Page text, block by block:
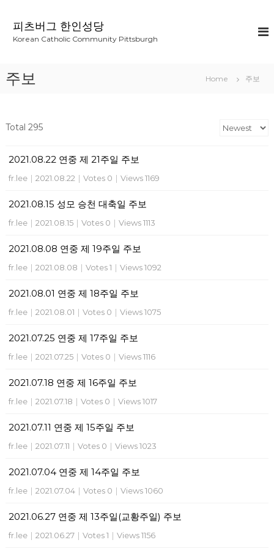
피츠버그 한인성당
Korean Catholic Community Pittsburgh
주보 Home 주보
Total 295
2021.08.22 연중 제 21주일 주보
fr.lee | 2021.08.22 | Votes 0 | Views 1169
2021.08.15 성모 승천 대축일 주보
fr.lee | 2021.08.15 | Votes 0 | Views 1113
2021.08.08 연중 제 19주일 주보
fr.lee | 2021.08.08 | Votes 1 | Views 1092
2021.08.01 연중 제 18주일 주보
fr.lee | 2021.08.01 | Votes 0 | Views 1075
2021.07.25 연중 제 17주일 주보
fr.lee | 2021.07.25 | Votes 0 | Views 1116
2021.07.18 연중 제 16주일 주보
fr.lee | 2021.07.18 | Votes 0 | Views 1017
2021.07.11 연중 제 15주일 주보
fr.lee | 2021.07.11 | Votes 0 | Views 1023
2021.07.04 연중 제 14주일 주보
fr.lee | 2021.07.04 | Votes 0 | Views 1060
2021.06.27 연중 제 13주일(교황주일) 주보
fr.lee | 2021.06.27 | Votes 1 | Views 1156